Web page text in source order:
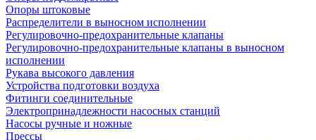
Опоры штоковые
Распределители в выносном исполнении
Регулировочно-предохранительные клапаны
Регулировочно-предохранительные клапаны в выносном
исполнении
Рукава высокого давления
Устройства подготовки воздуха
Фитинги соединительные
Электропринадлежности насосных станций
Насосы ручные и ножные
Прессы